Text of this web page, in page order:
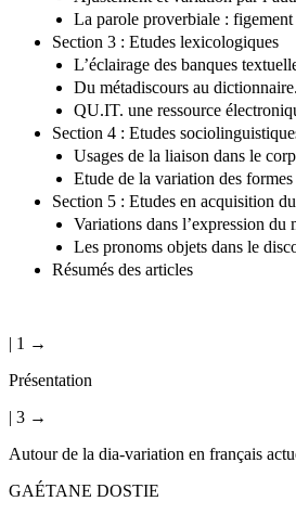
La parole proverbiale :
Section 3 : Etudes lexicologiques
L’éclairage des banques
Du métadiscours au
QU.IT. une ressource
Section 4 : Etudes
Usages de la liaison dans le
Etude de la variation des
Section 5 : Etudes en acquisition
Variations dans l’expression
Les pronoms objets dans le
Résumés des articles
| 1 →
Présentation
| 3 →
Autour de la dia-variation en français
GAÉTANE DOSTIE